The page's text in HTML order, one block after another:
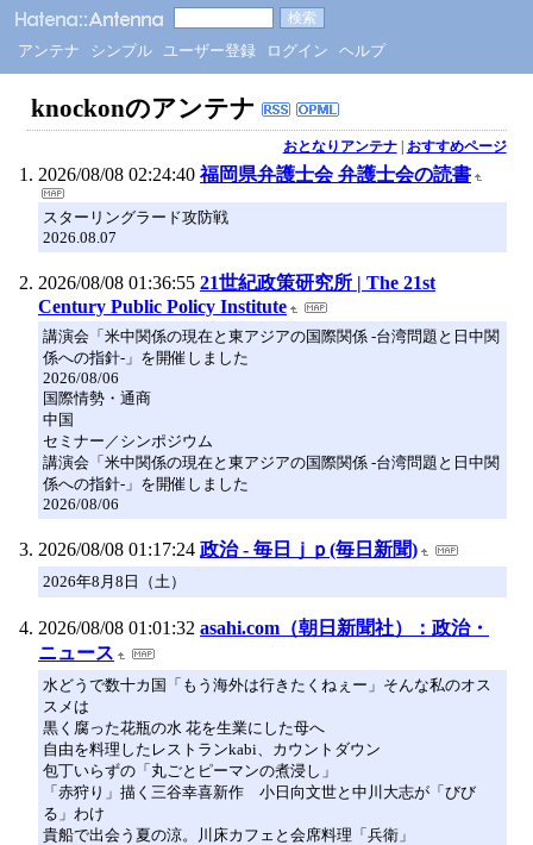
アンテナ シンプル ユーザー登録 ログイン ヘルプ
knockonのアンテナ
おとなりアンテナ| おすすめページ
2026/08/08 02:24:40 福岡県弁護士会 弁護士会の読書
スターリングラード攻防戦
2026.08.07
2026/08/08 01:36:55 21世紀政策研究所 | The 21st
Century Public Policy Institute
講演会「米中関係の現在と東アジアの国際関係 -台湾問題と日中関
係への指針-」を開催しました
2026/08/06
国際情勢・通商
中国
セミナー／シンポジウム
講演会「米中関係の現在と東アジアの国際関係 -台湾問題と日中関
係への指針-」を開催しました
2026/08/06
2026/08/08 01:17:24 政治 - 毎日ｊｐ(毎日新聞)
2026年8月8日（土）
2026/08/08 01:01:32 asahi.com（朝日新聞社）：政治・
ニュース
水どうで数十カ国「もう海外は行きたくねぇー」そんな私のオス
スメは
黒く腐った花瓶の水 花を生業にした母へ
自由を料理したレストランkabi、カウントダウン
包丁いらずの「丸ごとピーマンの煮浸し」
「赤狩り」描く三谷幸喜新作 小日向文世と中川大志が「びび
る」わけ
貴船で出会う夏の涼。川床カフェと会席料理「兵衛」